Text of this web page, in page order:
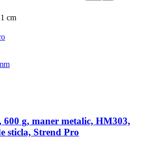
cm
g, maner metalic, HM303,
sticla, Strend Pro